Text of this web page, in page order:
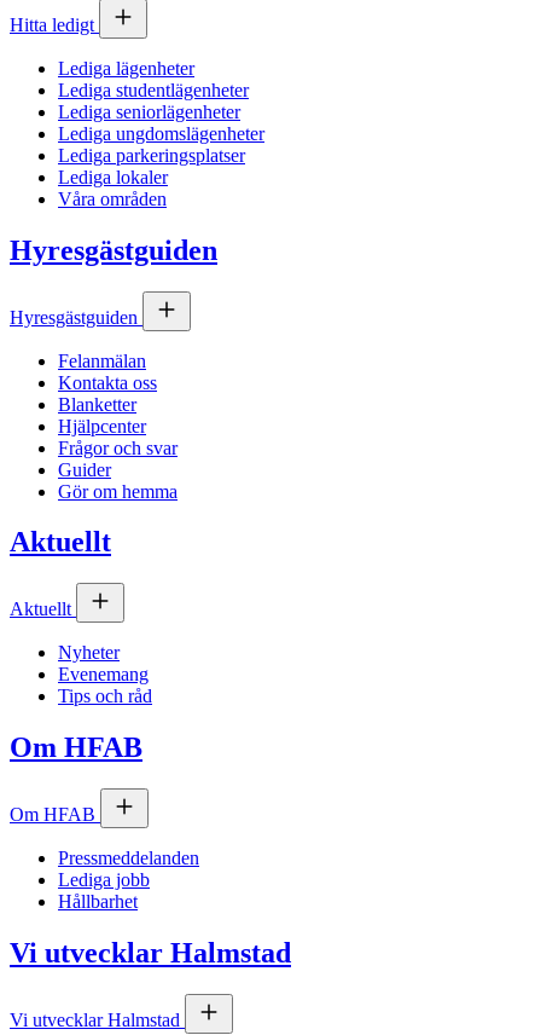
Hitta ledigt
Lediga lägenheter
Lediga studentlägenheter
Lediga seniorlägenheter
Lediga ungdomslägenheter
Lediga parkeringsplatser
Lediga lokaler
Våra områden
Hyresgästguiden
Hyresgästguiden
Felanmälan
Kontakta oss
Blanketter
Hjälpcenter
Frågor och svar
Guider
Gör om hemma
Aktuellt
Aktuellt
Nyheter
Evenemang
Tips och råd
Om HFAB
Om HFAB
Pressmeddelanden
Lediga jobb
Hållbarhet
Vi utvecklar Halmstad
Vi utvecklar Halmstad